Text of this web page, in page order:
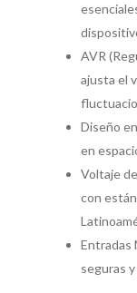
AVR
ajusta el
Diseño
en
Voltaje
con
Entradas
seguras